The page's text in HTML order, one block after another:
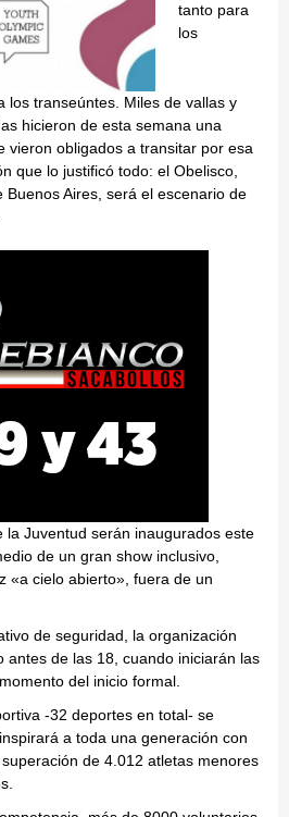
tanto para
los
los transeúntes. Miles de vallas y
hicieron de esta semana una
vieron obligados a transitar por esa
que lo justificó todo: el Obelisco,
Aires, será el escenario de
la Juventud serán inaugurados este
de un gran show inclusivo,
«a cielo abierto», fuera de un
de seguridad, la organización
antes de las 18, cuando iniciarán las
del inicio formal.
-32 deportes en total- se
a toda una generación con
de 4.012 atletas menores